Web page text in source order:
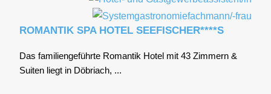
ROMANTIK SPA HOTEL SEEFISCHER****S
Das fami­li­en­ge­führ­te Roman­tik Hotel mit 43 Zim­mern &
Sui­ten liegt in Döbriach, ...